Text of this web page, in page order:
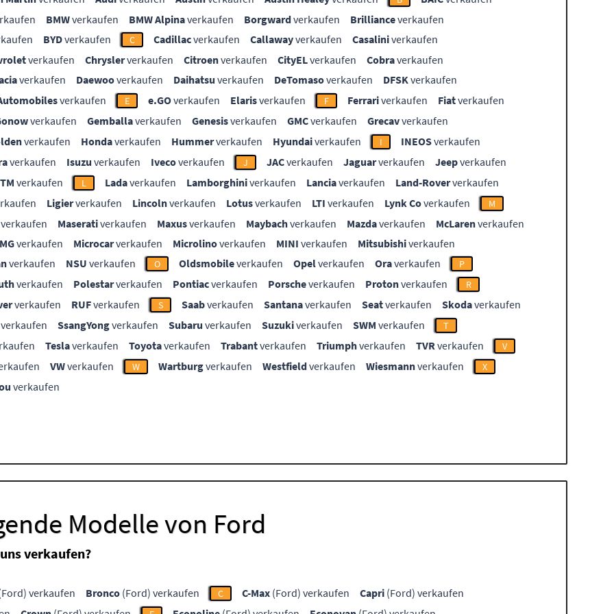
BMWverkaufen BMW Alpinaverkaufen Borgwardverkaufen Brillianceverkaufen
BYDverkaufen C Cadillacverkaufen Callawayverkaufen Casaliniverkaufen
verkaufen Chryslerverkaufen Citroenverkaufen CityELverkaufen Cobraverkaufen
verkaufen Daewooverkaufen Daihatsu verkaufen DeTomasoverkaufen DFSKverkaufen
verkaufen E e.GOverkaufen Elarisverkaufen F Ferrariverkaufen Fiatverkaufen
verkaufen Gemballaverkaufen Genesisverkaufen GMCverkaufen Grecavverkaufen
verkaufen Hondaverkaufen Hummerverkaufen Hyundaiverkaufen I INEOSverkaufen
verkaufen Isuzu verkaufen Ivecoverkaufen J JACverkaufen Jaguarverkaufen Jeepverkaufen
verkaufen L Ladaverkaufen Lamborghiniverkaufen Lanciaverkaufen Land-Roververkaufen
Ligierverkaufen Lincolnverkaufen Lotusverkaufen LTI verkaufen Lynk Coverkaufen M
Maserativerkaufen Maxusverkaufen Maybachverkaufen Mazdaverkaufen McLarenverkaufen
MGverkaufen Microcarverkaufen Microlinoverkaufen MINI verkaufen Mitsubishiverkaufen
verkaufen NSU verkaufen O Oldsmobileverkaufen Opelverkaufen Oraverkaufen P
verkaufen Polestarverkaufen Pontiacverkaufen Porscheverkaufen Protonverkaufen R
verkaufen RUFverkaufen S Saabverkaufen Santanaverkaufen Seatverkaufen Skodaverkaufen
SsangYongverkaufen Subaru verkaufen Suzukiverkaufen SWM verkaufen T
Teslaverkaufen Toyotaverkaufen Trabantverkaufen Triumphverkaufen TVRverkaufen V
VWverkaufen W Wartburgverkaufen Westfieldverkaufen Wiesmannverkaufen X
verkaufen
Modelle von Ford
verkaufen?
verkaufen Bronco (Ford) verkaufen C C-Max (Ford) verkaufen Capri (Ford) verkaufen